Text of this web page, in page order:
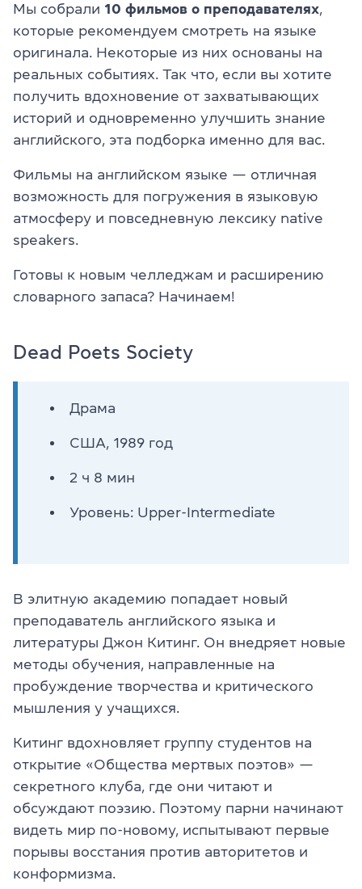
Мы собрали 10 фильмов о преподавателях
которые рекомендуем смотреть на языке
оригинала. Некоторые из них основаны на
реальных событиях. Так что, если вы хотите
получить вдохновение от захватывающих
историй и одновременно улучшить знание
английского, эта подборка именно для вас.
Фильмы на английском языке — отличная
возможность для погружения в языковую
атмосферу и повседневную лексику native
speakers.
Готовы к новым челледжам и расширению
словарного запаса? Начинаем!
Dead Poets Society
Драма
США, 1989 год
2 ч 8 мин
Уровень: Upper-Intermediate
В элитную академию попадает новый
преподаватель английского языка и
литературы Джон Китинг. Он внедряет новые
методы обучения, направленные на
пробуждение творчества и критического
мышления у учащихся.
Китинг вдохновляет группу студентов на
открытие «Общества мертвых поэтов» —
секретного клуба, где они читают и
обсуждают поэзию. Поэтому парни начинают
видеть мир по-новому, испытывают первые
порывы восстания против авторитетов и
конформизма.